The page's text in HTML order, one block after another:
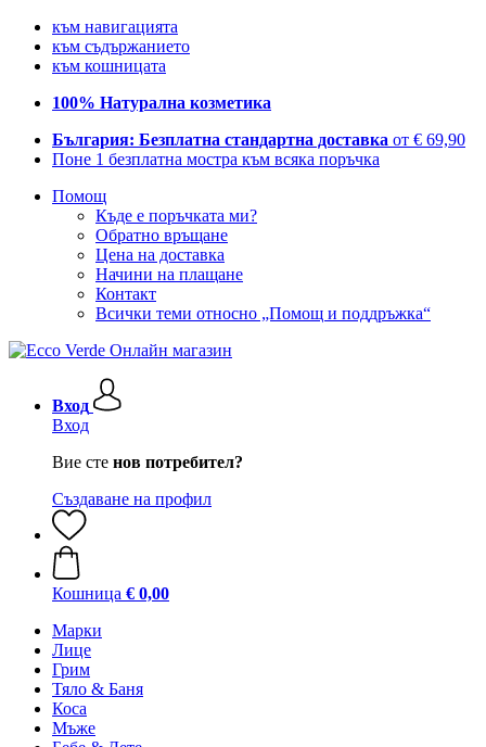
към навигацията
към съдържанието
към кошницата
100% Натурална козметика
България: Безплатна стандартна доставка от € 69,90
Поне 1 безплатна мостра към всяка поръчка
Помощ
Къде е поръчката ми?
Обратно връщане
Цена на доставка
Начини на плащане
Контакт
Всички теми относно „Помощ и поддръжка“
Вход
Вход
Вие сте нов потребител?
Създаване на профил
Кошница € 0,00
Марки
Лице
Грим
Тяло & Баня
Коса
Мъже